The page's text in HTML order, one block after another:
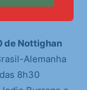
de Nottighan
Alemanha
8h30